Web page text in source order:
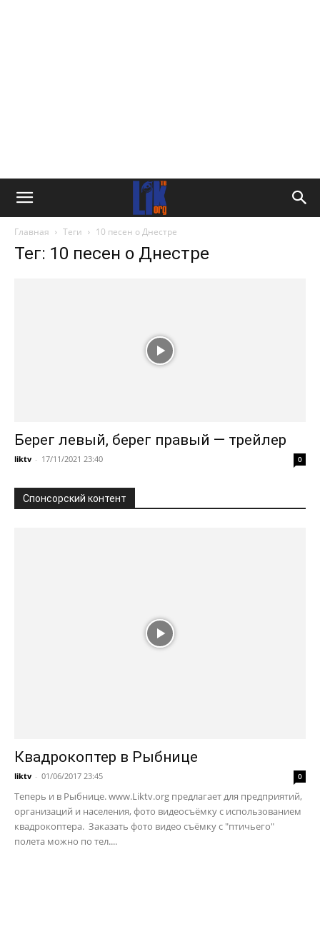
Главная Теги 10 песен о Днестре
Тег: 10 песен о Днестре
Берег левый, берег правый — трейлер
liktv - 17/11/2021 23:40 0
Спонсорский контент
Квадрокоптер в Рыбнице
liktv - 01/06/2017 23:45 0
Теперь и в Рыбнице. www.Liktv.org предлагает для предприятий,
организаций и населения, фото видеосъёмку с использованием
квадрокоптера. Заказать фото видео съёмку с "птичьего"
полета можно по тел....